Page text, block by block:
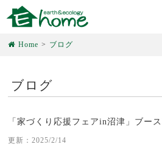
Home ブログ
ブログ
「家づくり応援フェアin沼津」ブー
更新：2025/2/14